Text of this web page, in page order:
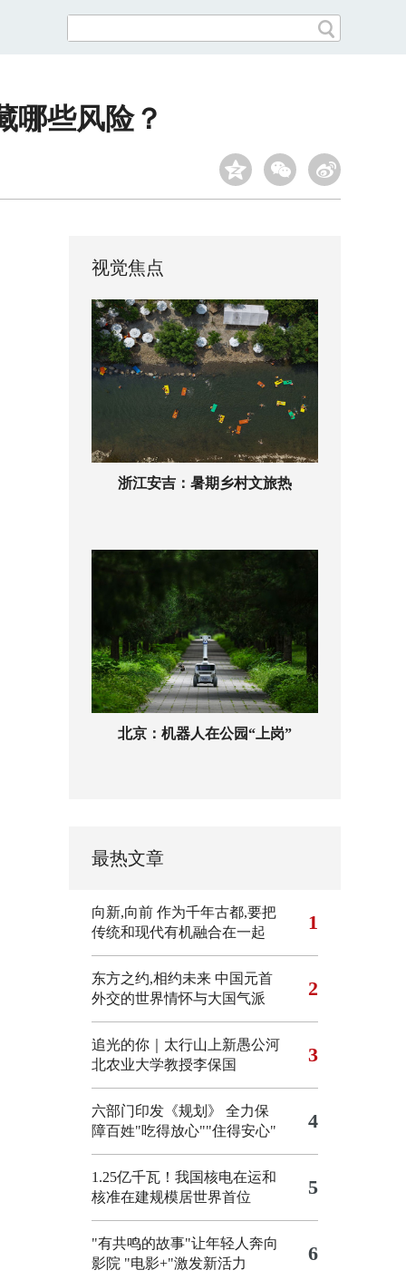
哪些风险？
视觉焦点
浙江安吉：暑期乡村文旅热
北京：机器人在公园“上岗”
最热文章
向新,向前 作为千年古都,要把
传统和现代有机融合在一起
1
东方之约,相约未来 中国元首
外交的世界情怀与大国气派
2
追光的你｜太行山上新愚公河
北农业大学教授李保国
3
六部门印发《规划》 全力保
障百姓"吃得放心""住得安心"
4
1.25亿千瓦！我国核电在运和
核准在建规模居世界首位
5
"有共鸣的故事"让年轻人奔向
影院 "电影+"激发新活力 6